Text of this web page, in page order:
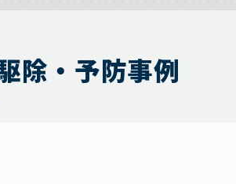
除・予防事例